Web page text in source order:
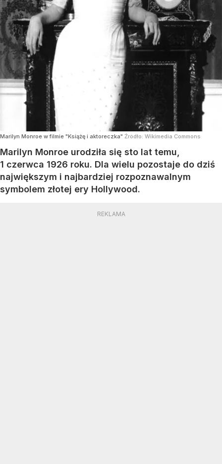
Marilyn Monroe w filmie "Książę i aktoreczka" Źródło: Wikimedia Commons
Marilyn Monroe urodziła się sto lat temu,
1 czerwca 1926 roku. Dla wielu pozostaje do dziś
największym i najbardziej rozpoznawalnym
symbolem złotej ery Hollywood.